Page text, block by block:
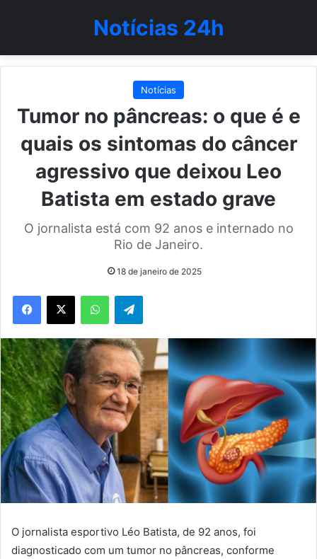
Notícias 24h
Notícias
Tumor no pâncreas: o que é e
quais os sintomas do câncer
agressivo que deixou Leo
Batista em estado grave
O jornalista está com 92 anos e internado no
Rio de Janeiro.
18 de janeiro de 2025
WhatsAppTelegram
O jornalista esportivo Léo Batista, de 92 anos, foi
diagnosticado com um tumor no pâncreas, conforme